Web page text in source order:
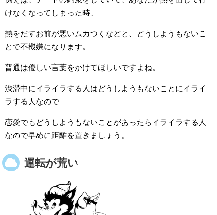
けなくなってしまった時、
熱をだすお前が悪いムカつくなどと、どうしようもないこ
とで不機嫌になります。
普通は優しい言葉をかけてほしいですよね。
渋滞中にイライラする人はどうしようもないことにイライ
ラする人なので
恋愛でもどうしようもないことがあったらイライラする人
なので早めに距離を置きましょう。
運転が荒い